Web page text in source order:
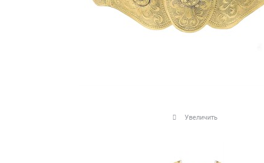
Увеличить